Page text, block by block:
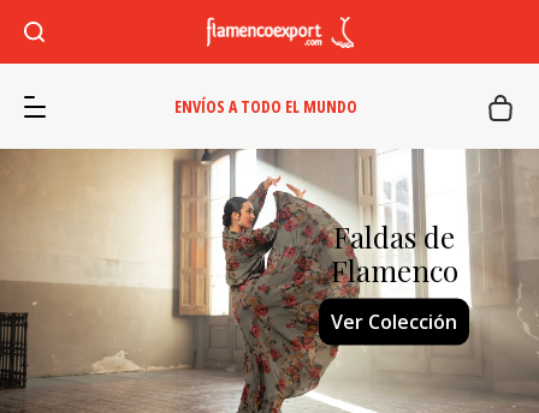
ENVÍOS A TODO EL MUNDO
Faldas de
Flamenco
Ver Colección
Castañuelas
Comprar ahora